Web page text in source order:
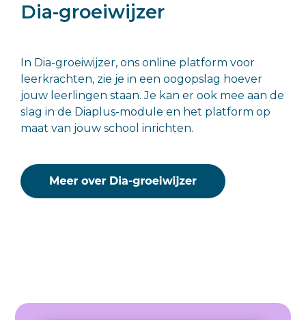
Dia-groeiwijzer
In Dia-groeiwijzer, ons online platform voor
leerkrachten, zie je in een oogopslag hoever
jouw leerlingen staan. Je kan er ook mee aan de
slag in de Diaplus-module en het platform op
maat van jouw school inrichten.